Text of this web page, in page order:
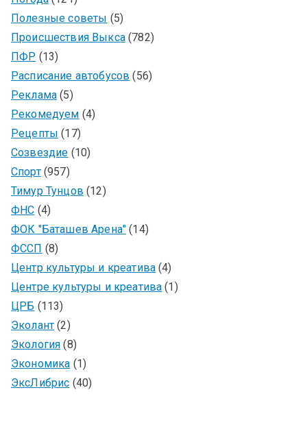
Полезные советы (5)
Происшествия Выкса(782)
ПФР (13)
Расписание автобусов (56)
Реклама (5)
Рекомедуем (4)
Рецепты (17)
Созвездие (10)
Спорт(957)
Тимур Тунцов (12)
ФНС (4)
ФОК "Баташев Арена" (14)
ФССП (8)
Центр культуры и креатива (4)
Центре культуры и креатива (1)
ЦРБ (113)
Эколант (2)
Экология (8)
Экономика (1)
ЭксЛибрис (40)